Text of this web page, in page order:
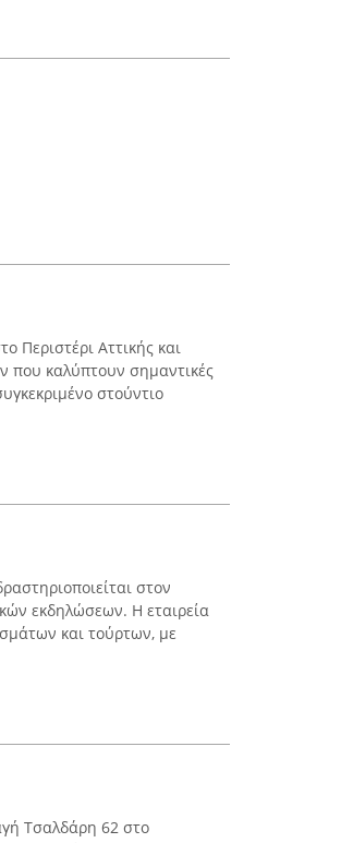
Περιστέρι Αττικής και
που καλύπτουν σημαντικές
στούντιο
στον
εκδηλώσεων. Η εταιρεία
και τούρτων, με
Τσαλδάρη 62 στο